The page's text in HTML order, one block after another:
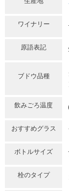
ワイナリー
原語表記
ブドウ品種
飲みごろ温度
おすすめグラス
ボトルサイズ
栓のタイプ